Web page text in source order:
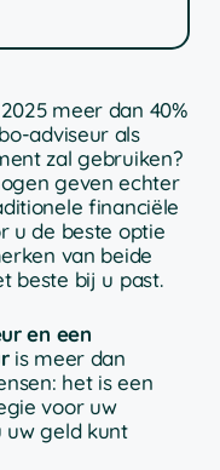
meer dan 40%
adviseur als
zal gebruiken?
geven echter
financiële
u de beste optie
van beide
beste bij u past.
en een
is meer dan
het is een
voor uw
uw geld kunt